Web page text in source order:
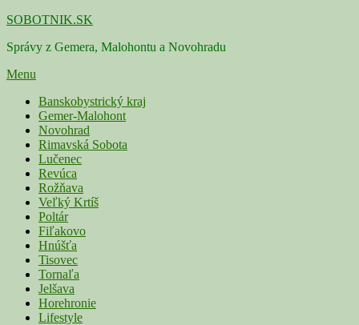
Skip
content
SOBOTNIK.SK
Správy z Gemera, Malohontu a Novohradu
Menu
Primárne
menu
Banskobystrický kraj
Gemer-Malohont
Novohrad
Rimavská Sobota
Lučenec
Revúca
Rožňava
Veľký Krtíš
Poltár
Fiľakovo
Hnúšťa
Tisovec
Tornaľa
Jelšava
Horehronie
Lifestyle